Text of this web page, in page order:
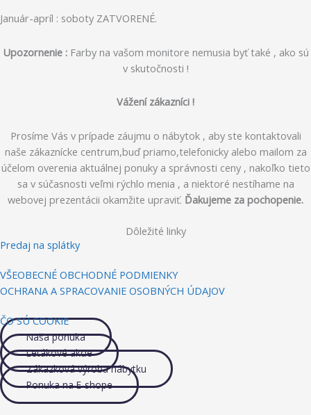
Január-apríl : soboty ZATVORENÉ.
Upozornenie :Farby na vašom monitore nemusia byť také , ako sú
v skutočnosti !
Vážení zákazníci !
Prosíme Vás v prípade záujmu o nábytok , aby ste kontaktovali
naše zákaznícke centrum,buď priamo,telefonicky alebo mailom za
účelom overenia aktuálnej ponuky a správnosti ceny , nakoľko tieto
sa v súčasnosti veľmi rýchlo menia , a niektoré nestíhame na
webovej prezentácii okamžite upraviť. Ďakujeme za pochopenie.
Dôležité linky
Predaj na splátky
VŠEOBECNÉ OBCHODNÉ PODMIENKY
OCHRANA A SPRACOVANIE OSOBNÝCH ÚDAJOV
ČO SÚ COOKIE
Naša ponuka
Letákové akcie
Zákazková výroba nábytku
Ponuka na E-shope